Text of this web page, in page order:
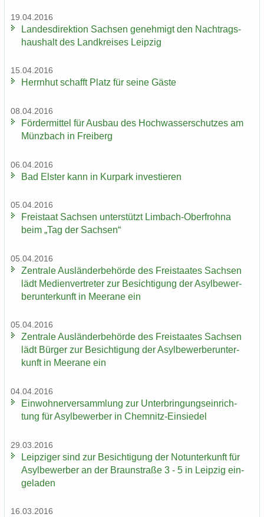
19.04.2016
Lan­des­di­rek­ti­on Sach­sen ge­neh­migt den Nach­trags­
haus­halt des Land­krei­ses Leip­zig
15.04.2016
Herrn­hut schafft Platz für seine Gäste
08.04.2016
För­der­mit­tel für Aus­bau des Hoch­was­ser­schut­zes am
Münz­bach in Frei­berg
06.04.2016
Bad Els­ter kann in Kur­park in­ves­tie­ren
05.04.2016
Frei­staat Sach­sen un­ter­stützt Limbach-​Oberfrohna
beim „Tag der Sach­sen“
05.04.2016
Zen­tra­le Aus­län­der­be­hör­de des Frei­staa­tes Sach­sen
lädt Me­di­en­ver­tre­ter zur Be­sich­ti­gung der Asyl­be­wer­
ber­un­ter­kunft in Meer­a­ne ein
05.04.2016
Zen­tra­le Aus­län­der­be­hör­de des Frei­staa­tes Sach­sen
lädt Bür­ger zur Be­sich­ti­gung der Asyl­be­wer­ber­un­ter­
kunft in Meer­a­ne ein
04.04.2016
Ein­woh­ner­ver­samm­lung zur Un­ter­brin­gungs­ein­rich­
tung für Asyl­be­wer­ber in Chemnitz-​Einsiedel
29.03.2016
Leip­zi­ger sind zur Be­sich­ti­gung der Not­un­ter­kunft für
Asyl­be­wer­ber an der Braun­stra­ße 3 - 5 in Leip­zig ein­
ge­la­den
16.03.2016